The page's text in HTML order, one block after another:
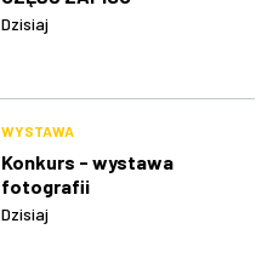
Dzisiaj
WYSTAWA
Konkurs - wystawa
fotografii
Dzisiaj